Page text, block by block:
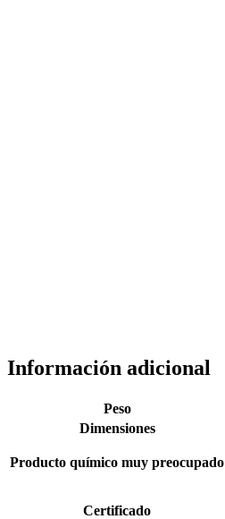
Información adicional
Peso
Dimensiones
Producto químico muy preocupado
Certificado